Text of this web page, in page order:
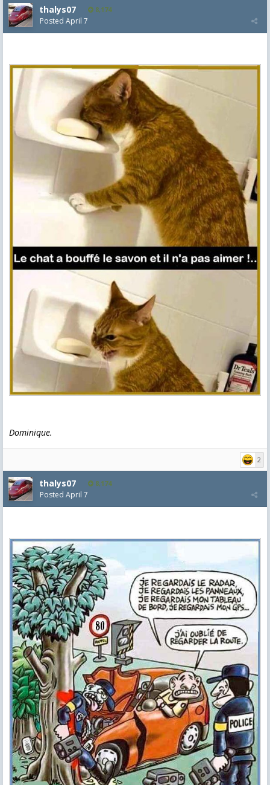
thalys07 8,174
Posted April 7
Dominique.
2
thalys07 8,174
Posted April 7